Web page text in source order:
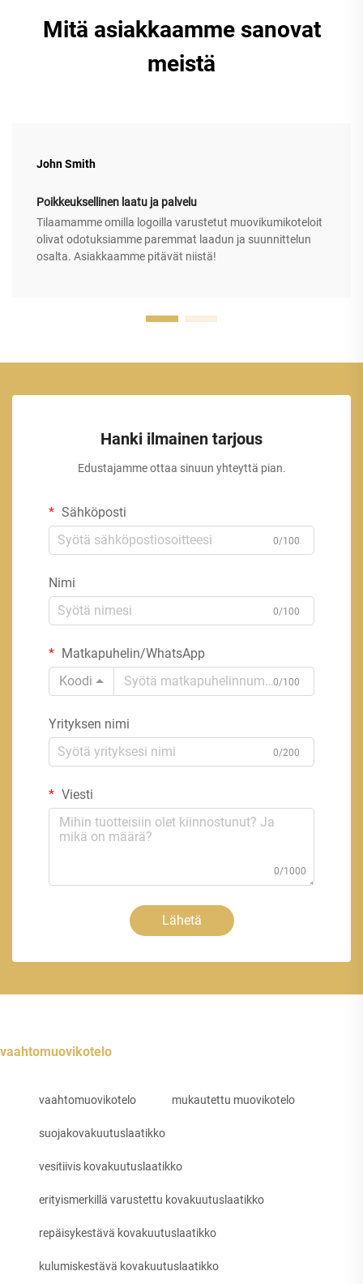
Mitä asiakkaamme sanovat
meistä
John Smith
Poikkeuksellinen laatu ja palvelu
Tilaamamme omilla logoilla varustetut muovikumikoteloit
olivat odotuksiamme paremmat laadun ja suunnittelun
osalta. Asiakkaamme pitävät niistä!
Hanki ilmainen tarjous
Edustajamme ottaa sinuun yhteyttä pian.
Sähköposti
0/100
Nimi
0/100
Matkapuhelin/WhatsApp
Koodi
0/100
Yrityksen nimi
0/200
Viesti
0/1000
Lähetä
vaahtomuovikotelo
vaahtomuovikotelo mukautettu muovikotelo
suojakovakuutuslaatikko
vesitiivis kovakuutuslaatikko
erityismerkillä varustettu kovakuutuslaatikko
repäisykestävä kovakuutuslaatikko
kulumiskestävä kovakuutuslaatikko